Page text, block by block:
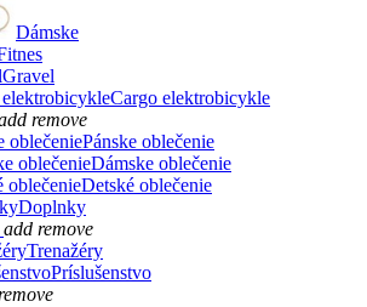
Dámske
Gravel
Cargo elektrobicykle
remove
Pánske oblečenie
Dámske oblečenie
Detské oblečenie
Doplnky
add remove
Trenažéry
Príslušenstvo